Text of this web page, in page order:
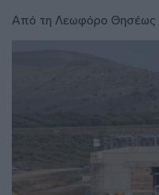
Από τη Λεωφόρο Θησέως